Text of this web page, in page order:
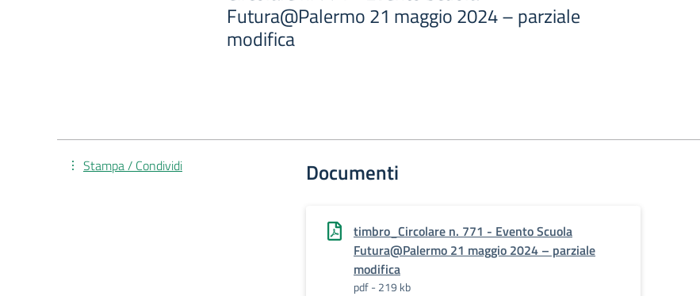
Futura@Palermo 21 maggio 2024 – parziale
modifica
Documenti
timbro_Circolare n. 771 - Evento Scuola
Futura@Palermo 21 maggio 2024 – parziale
modifica
pdf - 219 kb
Stampa / Condividi